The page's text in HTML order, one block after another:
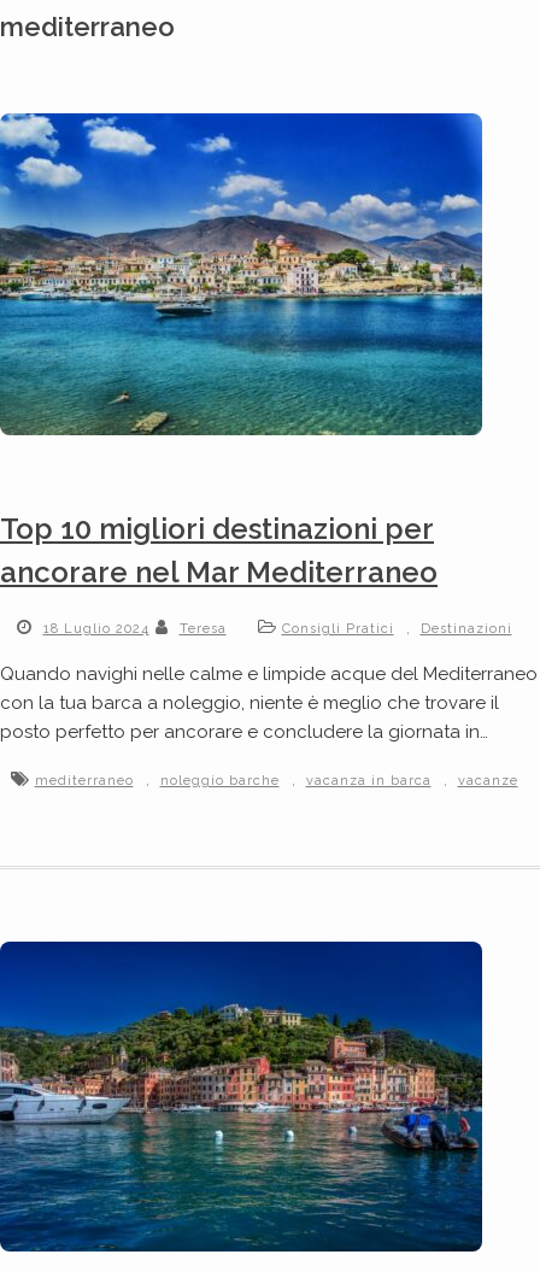
mediterraneo
Top 10 migliori destinazioni per
ancorare nel Mar Mediterraneo
18 Luglio 2024 Teresa Consigli Pratici , Destinazioni
Quando navighi nelle calme e limpide acque del Mediterraneo
con la tua barca a noleggio, niente è meglio che trovare il
posto perfetto per ancorare e concludere la giornata in…
mediterraneo , noleggio barche , vacanza in barca , vacanze